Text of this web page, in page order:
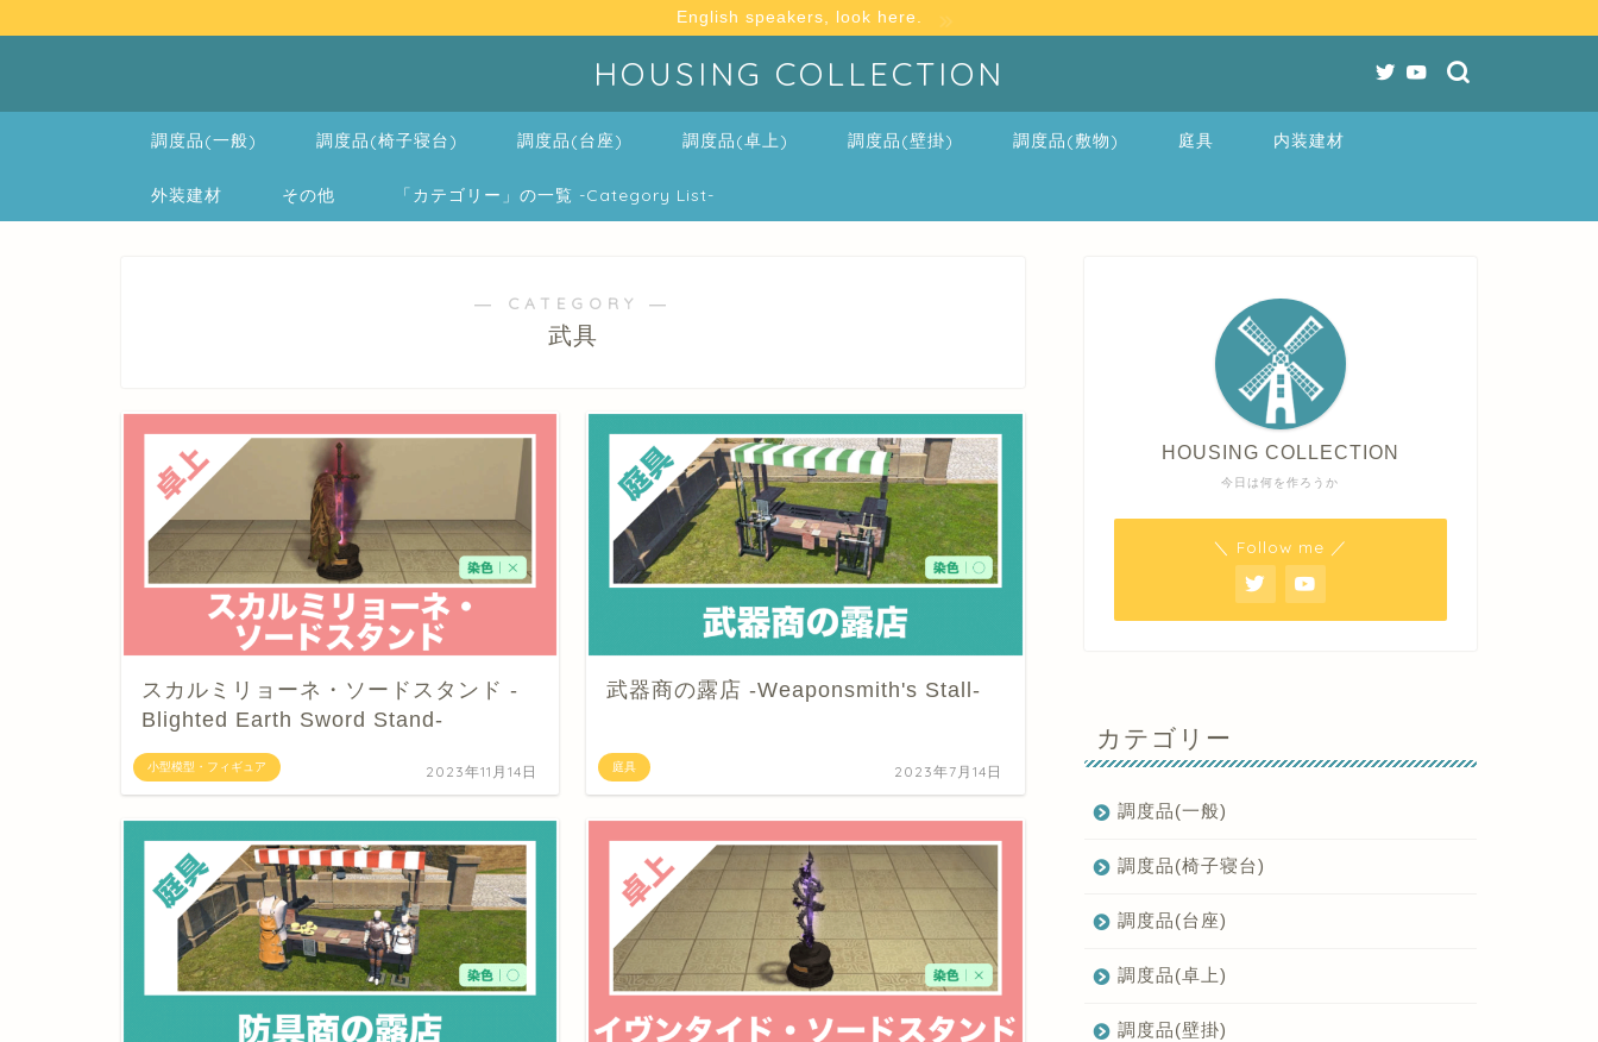
English speakers, look here.
HOUSING COLLECTION
調度品(一般) 調度品(椅子寝台) 調度品(台座) 調度品(卓上) 調度品(壁掛) 調度品(敷物) 庭具 内装建材
外装建材 その他 「カテゴリー」の一覧 -Category List-
― CATEGORY ―
武具
小型模型・フィギュア
スカルミリョーネ・ソードスタンド -
Blighted Earth Sword Stand-
2023年11月14日 庭具
武器商の露店 -Weaponsmith's Stall-
2023年7月14日
今日は何を作ろうか
HOUSING COLLECTION
＼ Follow me ／
カテゴリー
調度品(一般)
調度品(椅子寝台)
調度品(台座)
調度品(卓上)
調度品(壁掛)